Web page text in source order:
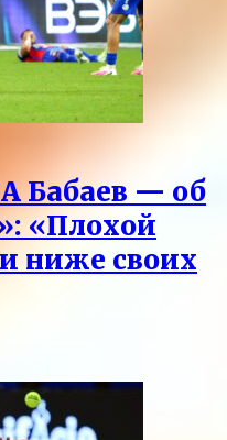
Бабаев — об
«Плохой
ниже своих